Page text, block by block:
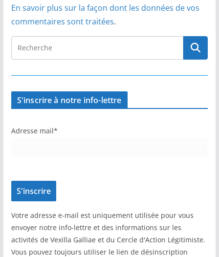
En savoir plus sur la façon dont les données de vos
commentaires sont traitées.
S'inscrire à notre info-lettre
Adresse mail*
Votre adresse e-mail est uniquement utilisée pour vous
envoyer notre info-lettre et des informations sur les
activités de Vexilla Galliae et du Cercle d'Action Légitimiste.
Vous pouvez toujours utiliser le lien de désinscription